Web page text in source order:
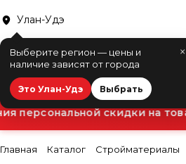
Улан-Удэ
×
Выберите регион — цены и
наличие зависят от города
Это Улан-Удэ Выбрать
персональной скидки на
Главная Каталог Стройматериалы